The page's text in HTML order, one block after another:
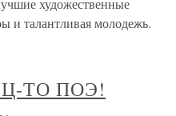
художественные
и талантливая молодежь.
ТО ПОЭ!